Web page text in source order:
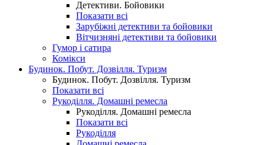
Детективи. Бойовики
Показати всі
Зарубіжні детективи та бойовики
Вітчизняні детективи та бойовики
Гумор і сатира
Комікси
Будинок. Побут. Дозвілля. Туризм
Будинок. Побут. Дозвілля. Туризм
Показати всі
Рукоділля. Домашні ремесла
Рукоділля. Домашні ремесла
Показати всі
Рукоділля